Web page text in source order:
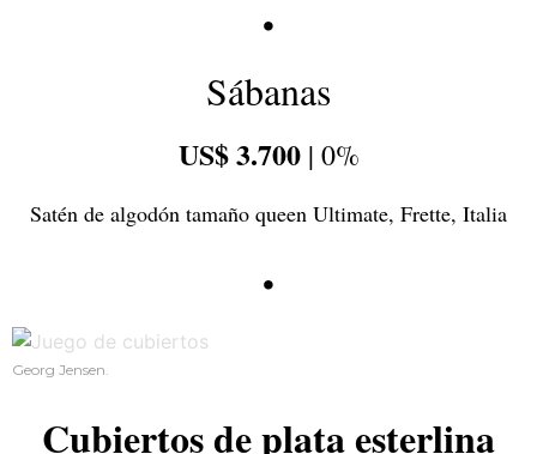
•
Sábanas
US$ 3.700| 0%
Satén de algodón tamaño queen Ultimate, Frette, Italia
•
Georg Jensen.
Cubiertos de plata esterlina